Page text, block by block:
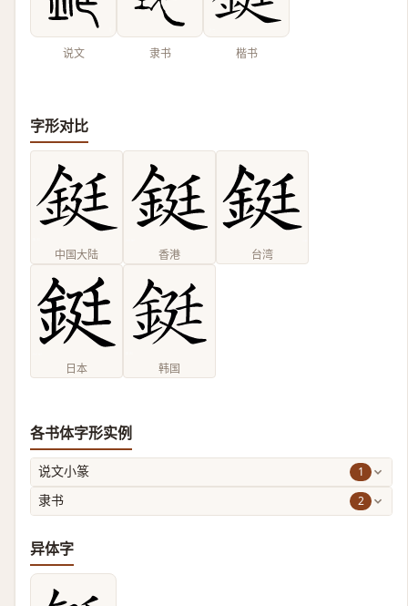
说文 隶书 楷书
字形对比
中国大陆 香港 台湾
日本 韩国
各书体字形实例
说文小篆 1
隶书 2
异体字